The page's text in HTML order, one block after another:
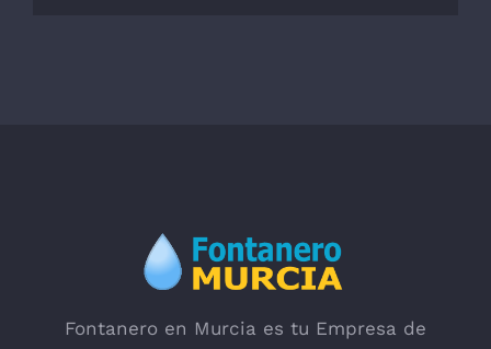
Fontanero en Murcia es tu Empresa de